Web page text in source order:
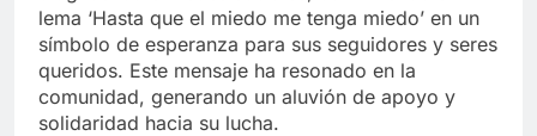
lema ‘Hasta que el miedo me tenga miedo’ en un
símbolo de esperanza para sus seguidores y seres
queridos. Este mensaje ha resonado en la
comunidad, generando un aluvión de apoyo y
solidaridad hacia su lucha.